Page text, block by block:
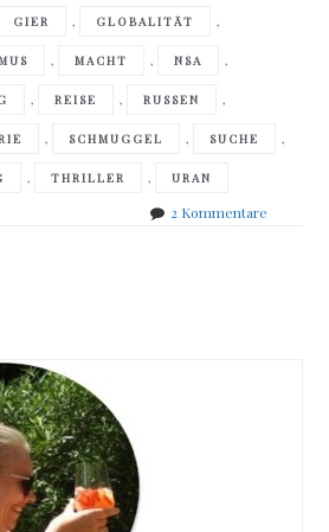
GIER , GLOBALITÄT ,
, MACHT , NSA ,
, REISE , RUSSEN ,
, SCHMUGGEL , SUCHE ,
, THRILLER , URAN
2 Kommentarezu